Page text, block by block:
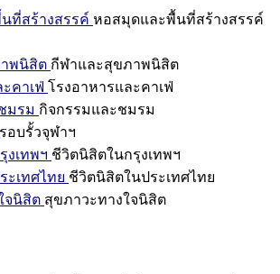
ที่สร้างสรรค์ หอสมุดและพื้นที่สร้างสรรค์
พนิสิต กีฬาและสุขภาพนิสิต
คาเฟ่ โรงอาหารและคาเฟ่
มรม กิจกรรมและชมรม
รอบรั้วจุฬาฯ
งเทพฯ ชีวิตนิสิตในกรุงเทพฯ
ะเทศไทย ชีวิตนิสิตในประเทศไทย
จนิสิต สุขภาวะทางใจนิสิต